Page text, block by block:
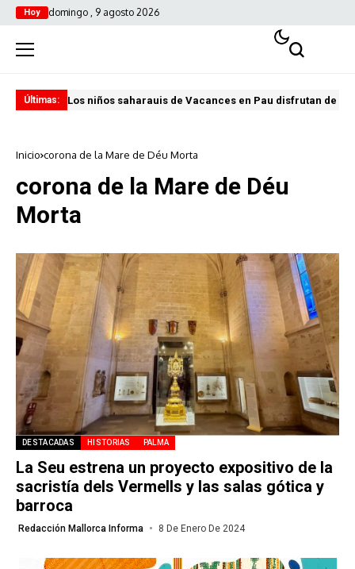
Hoy domingo , 9 agosto 2026
Últimas: Los niños saharauis de Vacances en Pau disfrutan de
Inicio corona de la Mare de Déu Morta
corona de la Mare de Déu
Morta
DESTACADAS HISTORIAS PALMA
La Seu estrena un proyecto expositivo de la
sacristía dels Vermells y las salas gótica y
barroca
Redacción Mallorca Informa 8 De Enero De 2024